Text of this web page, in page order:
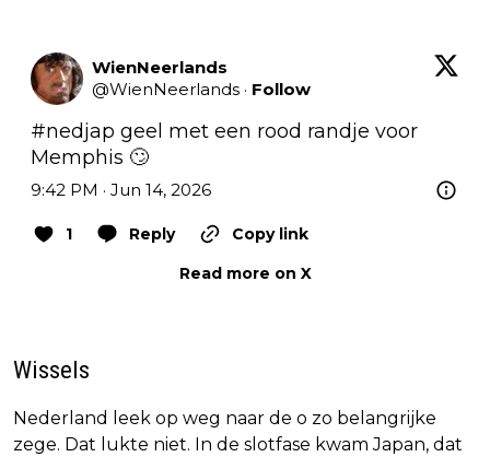
WienNeerlands
@WienNeerlands · Follow
#nedjap geel met een rood randje voor
Memphis 🙄
9:42 PM · Jun 14, 2026
1 Reply
Copy link
Read more on X
Wissels
Nederland leek op weg naar de o zo belangrijke
zege. Dat lukte niet. In de slotfase kwam Japan, dat